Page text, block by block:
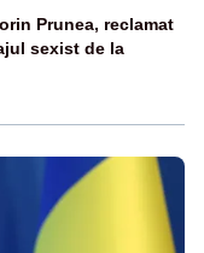
Prunea, reclamat
sexist de la